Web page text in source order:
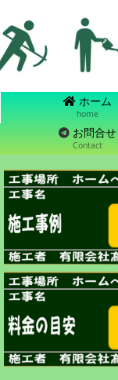
ホーム
home
お問合せ
Contact